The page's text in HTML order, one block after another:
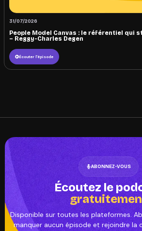
31/07/2026
People Model Canvas : le référentiel qui
– Reggy-Charles Degen
Écouter l'épisode
ABONNEZ-VOUS
Écoutez le
Disponible sur toutes les plateformes.
manquer aucun épisode et rejoindre la